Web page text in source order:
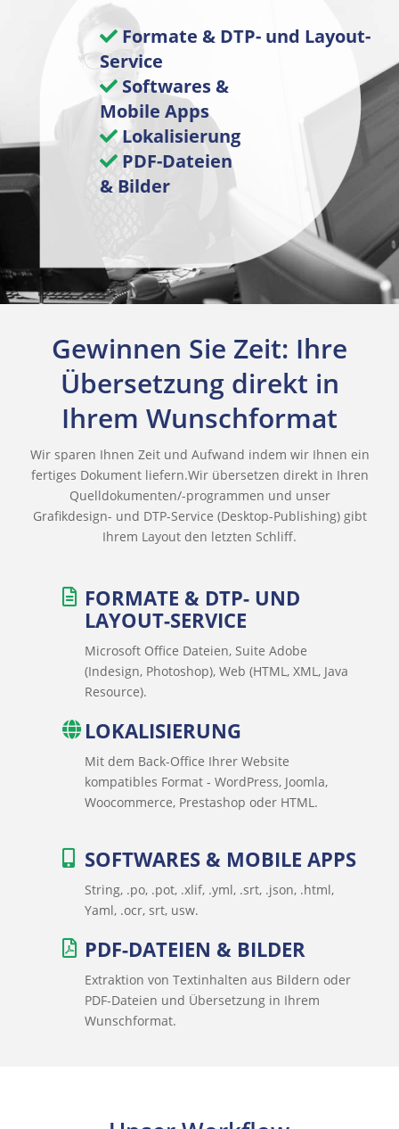
Formate & DTP- und Layout-
Service
Softwares &
Mobile Apps
Lokalisierung
PDF-Dateien
& Bilder
Gewinnen Sie Zeit: Ihre
Übersetzung direkt in
Ihrem Wunschformat
Wir sparen Ihnen Zeit und Aufwand indem wir Ihnen ein
fertiges Dokument liefern.Wir übersetzen direkt in Ihren
Quelldokumenten/-programmen und unser
Grafikdesign- und DTP-Service (Desktop-Publishing) gibt
Ihrem Layout den letzten Schliff.
FORMATE & DTP- UND
LAYOUT-SERVICE
Microsoft Office Dateien, Suite Adobe
(Indesign, Photoshop), Web (HTML, XML, Java
Resource).
LOKALISIERUNG
Mit dem Back-Office Ihrer Website
kompatibles Format - WordPress, Joomla,
Woocommerce, Prestashop oder HTML.
SOFTWARES & MOBILE APPS
String, .po, .pot, .xlif, .yml, .srt, .json, .html,
Yaml, .ocr, srt, usw.
PDF-DATEIEN & BILDER
Extraktion von Textinhalten aus Bildern oder
PDF-Dateien und Übersetzung in Ihrem
Wunschformat.